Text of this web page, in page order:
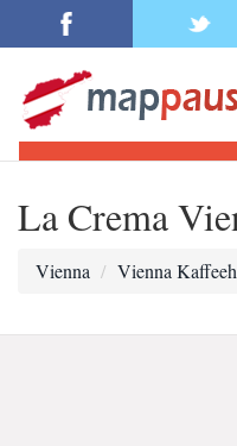
La Crema
Vienna Vienna